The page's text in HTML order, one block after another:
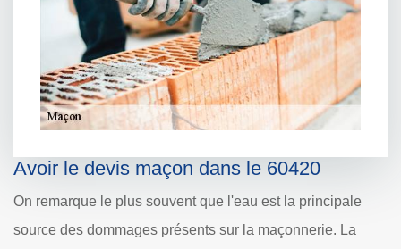
Avoir le devis maçon dans le 60420
On remarque le plus souvent que l'eau est la principale
source des dommages présents sur la maçonnerie. La